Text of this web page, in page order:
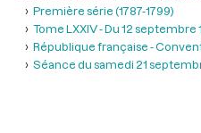
Première série (1787-1799)
Tome LXXIV - Du 12
République française -
Séance du samedi 21